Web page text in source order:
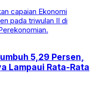
5,29 Persen,
Lampaui Rata-Rata